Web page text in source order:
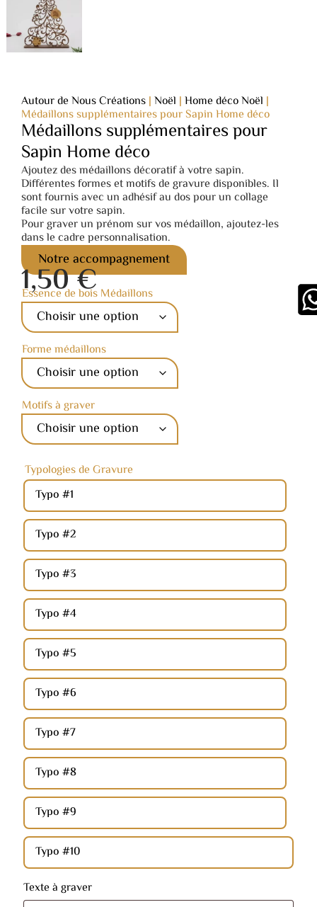
Autour de Nous Créations |Noël |Home déco Noël |
Médaillons supplémentaires pour Sapin Home déco
Médaillons supplémentaires pour
Sapin Home déco
Ajoutez des médaillons décoratif à votre sapin.
Différentes formes et motifs de gravure disponibles. Il
sont fournis avec un adhésif au dos pour un collage
facile sur votre sapin.
Pour graver un prénom sur vos médaillon, ajoutez-les
dans le cadre personnalisation.
Notre accompagnement
1,50€
Essence de bois Médaillons
Forme médaillons
Motifs à graver
Typologies de Gravure
Typo #1
Typo #2
Typo #3
Typo #4
Typo #5
Typo #6
Typo #7
Typo #8
Typo #9
Typo #10
Texte à graver